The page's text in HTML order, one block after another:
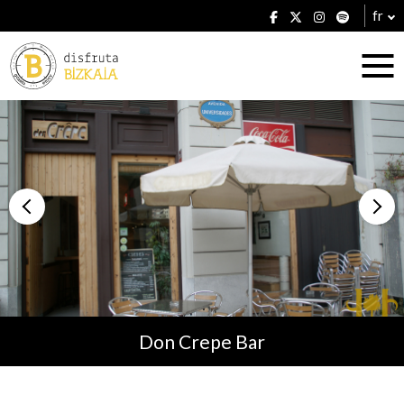
fr
Hébergement
Établissements
Plans
Don Crepe Bar